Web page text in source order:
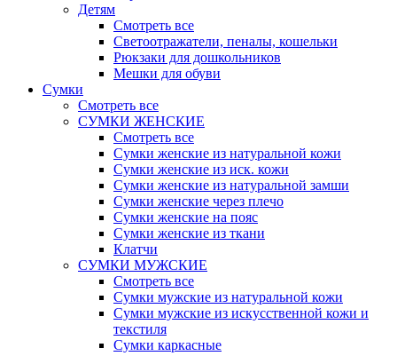
Детям
Смотреть все
Светоотражатели, пеналы, кошельки
Рюкзаки для дошкольников
Мешки для обуви
Сумки
Смотреть все
СУМКИ ЖЕНСКИЕ
Смотреть все
Сумки женские из натуральной кожи
Сумки женские из иск. кожи
Сумки женские из натуральной замши
Сумки женские через плечо
Сумки женские на пояс
Сумки женские из ткани
Клатчи
СУМКИ МУЖСКИЕ
Смотреть все
Сумки мужские из натуральной кожи
Сумки мужские из искусственной кожи и
текстиля
Сумки каркасные